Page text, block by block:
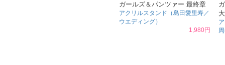
ガールズ＆パンツァー 最終章
アクリルスタンド（島田愛里寿／
ウエディング）
1,980円